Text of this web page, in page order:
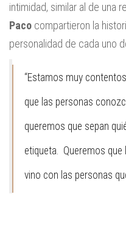
intimidad, similar al de una
Paco compartieron la
personalidad de cada uno
“Estamos muy
que las personas
queremos que sepan
etiqueta. Queremos que
vino con las personas